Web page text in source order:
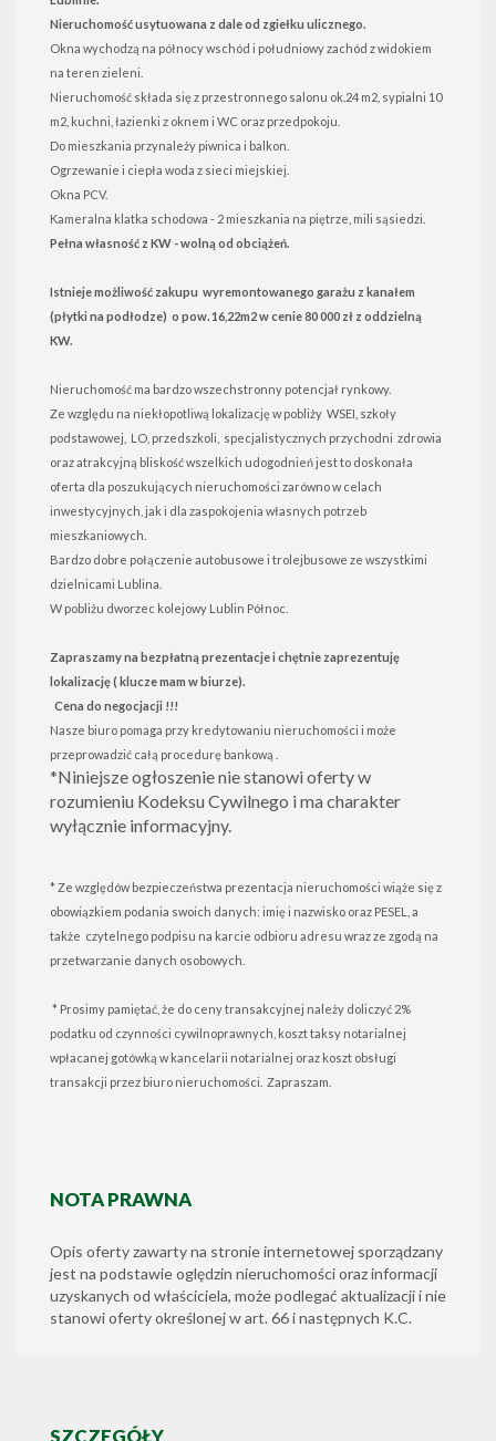
Nieruchomość usytuowana z dale od zgiełku ulicznego.
Okna wychodzą na północy wschód i południowy zachód z widokiem
na teren zieleni.
Nieruchomość składa się z przestronnego salonu ok.24 m2, sypialni 10
m2, kuchni, łazienki z oknem i WC oraz przedpokoju.
Do mieszkania przynależy piwnica i balkon.
Ogrzewanie i ciepła woda z sieci miejskiej.
Okna PCV.
Kameralna klatka schodowa - 2 mieszkania na piętrze, mili sąsiedzi.
Pełna własność z KW - wolną od obciążeń.
Istnieje możliwość zakupu wyremontowanego garażu z kanałem
(płytki na podłodze) o pow. 16,22m2 w cenie 80 000 zł z oddzielną
KW.
Nieruchomość ma bardzo wszechstronny potencjał rynkowy.
Ze względu na niekłopotliwą lokalizację w pobliży WSEI, szkoły
podstawowej, LO, przedszkoli, specjalistycznych przychodni zdrowia
oraz atrakcyjną bliskość wszelkich udogodnień jest to doskonała
oferta dla poszukujących nieruchomości zarówno w celach
inwestycyjnych, jak i dla zaspokojenia własnych potrzeb
mieszkaniowych.
Bardzo dobre połączenie autobusowe i trolejbusowe ze wszystkimi
dzielnicami Lublina.
W pobliżu dworzec kolejowy Lublin Północ.
Zapraszamy na bezpłatną prezentacje i chętnie zaprezentuję
lokalizację ( klucze mam w biurze).
Cena do negocjacji !!!
Nasze biuro pomaga przy kredytowaniu nieruchomości i może
przeprowadzić całą procedurę bankową .
*Niniejsze ogłoszenie nie stanowi oferty w
rozumieniu Kodeksu Cywilnego i ma charakter
wyłącznie informacyjny.
* Ze względów bezpieczeństwa prezentacja nieruchomości wiąże się z
obowiązkiem podania swoich danych: imię i nazwisko oraz PESEL, a
także czytelnego podpisu na karcie odbioru adresu wraz ze zgodą na
przetwarzanie danych osobowych.
* Prosimy pamiętać, że do ceny transakcyjnej należy doliczyć 2%
podatku od czynności cywilnoprawnych, koszt taksy notarialnej
wpłacanej gotówką w kancelarii notarialnej oraz koszt obsługi
transakcji przez biuro nieruchomości. Zapraszam.
NOTA PRAWNA
Opis oferty zawarty na stronie internetowej sporządzany
jest na podstawie oględzin nieruchomości oraz informacji
uzyskanych od właściciela, może podlegać aktualizacji i nie
stanowi oferty określonej w art. 66 i następnych K.C.
SZCZEGÓŁY